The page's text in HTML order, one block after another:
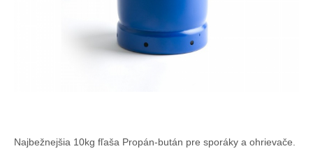
Najbežnejšia 10kg fľaša Propán-bután pre sporáky a ohrievače.